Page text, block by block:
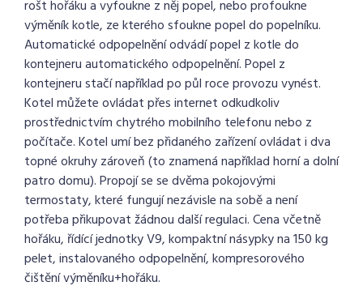
rošt hořáku a vyfoukne z něj popel, nebo profoukne
výměník kotle, ze kterého sfoukne popel do popelníku.
Automatické odpopelnění odvádí popel z kotle do
kontejneru automatického odpopelnění. Popel z
kontejneru stačí například po půl roce provozu vynést.
Kotel můžete ovládat přes internet odkudkoliv
prostřednictvím chytrého mobilního telefonu nebo z
počítače. Kotel umí bez přidaného zařízení ovládat i dva
topné okruhy zároveň (to znamená například horní a dolní
patro domu). Propojí se se dvěma pokojovými
termostaty, které fungují nezávisle na sobě a není
potřeba přikupovat žádnou další regulaci. Cena včetně
hořáku, řídící jednotky V9, kompaktní násypky na 150 kg
pelet, instalovaného odpopelnění, kompresorového
čištění výměníku+hořáku.